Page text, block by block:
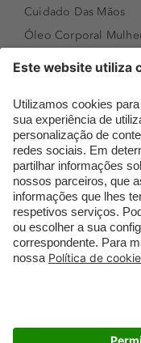
Cuidado Das Mãos
Óleo Corporal
Sérum de Rosto
Body mist & Spray
corporal
Produtos para Cabelo
Homem
Espuma de Limpeza
Facial
Dermocosmética